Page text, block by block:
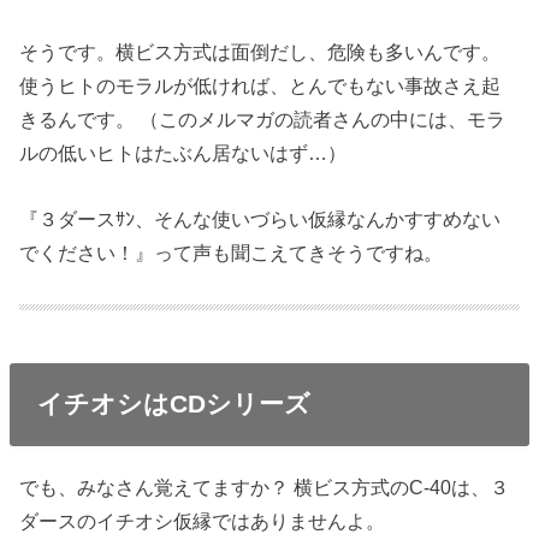
そうです。横ビス方式は面倒だし、危険も多いんです。
使うヒトのモラルが低ければ、とんでもない事故さえ起
きるんです。 （このメルマガの読者さんの中には、モラ
ルの低いヒトはたぶん居ないはず…）
『３ダースｻﾝ、そんな使いづらい仮縁なんかすすめない
でください！』って声も聞こえてきそうですね。
イチオシはCDシリーズ
でも、みなさん覚えてますか？ 横ビス方式のC‐40は、３
ダースのイチオシ仮縁ではありませんよ。